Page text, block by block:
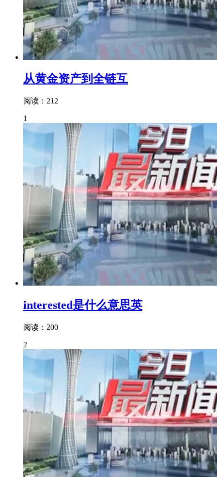
从黄金资产到全链互
阅读：212
1
interested是什么意思英
阅读：200
2